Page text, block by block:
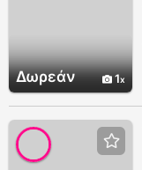
Δωρεάν 1